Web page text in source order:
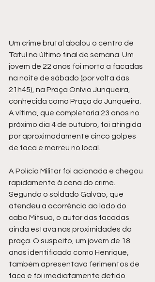
Um crime brutal abalou o centro de
Tatuí no último final de semana. Um
jovem de 22 anos foi morto a facadas
na noite de sábado (por volta das
21h45), na Praça Onívio Junqueira,
conhecida como Praça do Junqueira.
A vítima, que completaria 23 anos no
próximo dia 4 de outubro, foi atingida
por aproximadamente cinco golpes
de faca e morreu no local.
A Polícia Militar foi acionada e chegou
rapidamente à cena do crime.
Segundo o soldado Galvão, que
atendeu a ocorrência ao lado do
cabo Mitsuo, o autor das facadas
ainda estava nas proximidades da
praça. O suspeito, um jovem de 18
anos identificado como Henrique,
também apresentava ferimentos de
faca e foi imediatamente detido